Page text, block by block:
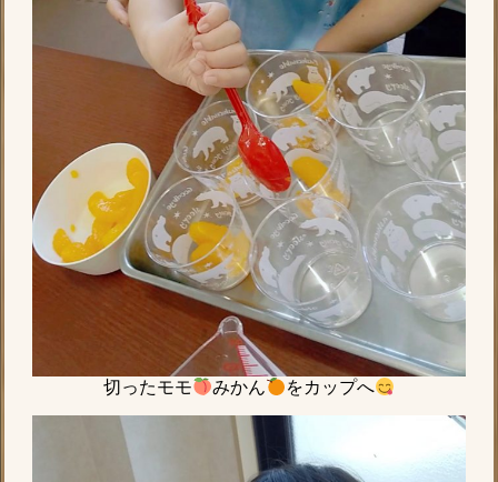
切ったモモ みかん をカップへ